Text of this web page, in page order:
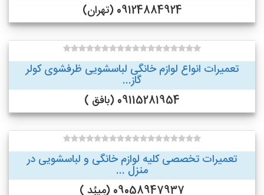
09124884924 (تهران)
تعمیرات انواع لوازم خانگی لباسشویی ظرفشوی کولر
گاز...
09115281954 (بافق )
تعمیرات تخصصی کلیه لوازم خانگی و لباسشویی در
منزل ...
09058947937 (مِیبُد )